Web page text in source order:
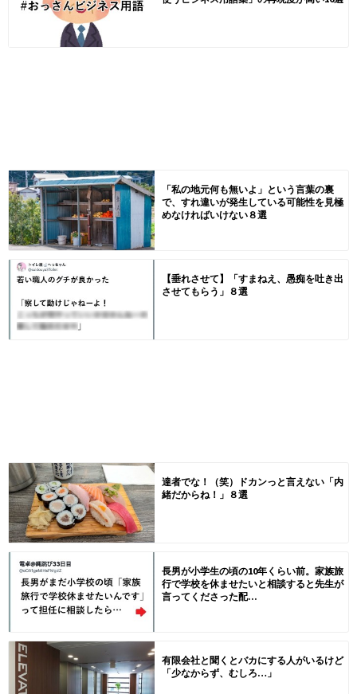
「私の地元何も無いよ」という言葉の裏
で、すれ違いが発生している可能性を見極
めなければいけない８選
【垂れさせて】「すまねえ、愚痴を吐き出
させてもらう」８選
達者でな！（笑）ドカンっと言えない「内
緒だからね！」８選
長男が小学生の頃の10年くらい前。家族旅
行で学校を休ませたいと相談すると先生が
言ってくださった配...
有限会社と聞くとバカにする人がいるけど
「少なからず、むしろ…」